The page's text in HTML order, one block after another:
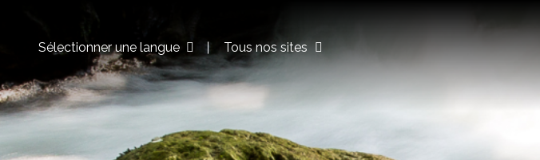
Sélectionner une langue Tous nos sites